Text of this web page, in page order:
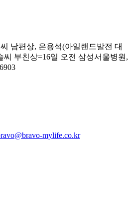
남편상, 은용석(아일랜드발전 대
씨 부친상=16일 오전 삼성서울병원,
mylife.co.kr